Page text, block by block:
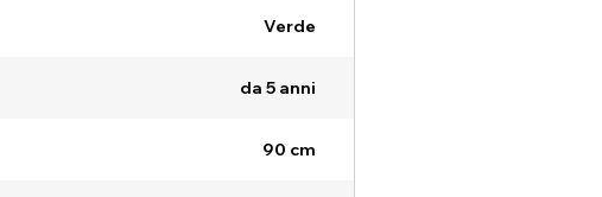
Verde
da 5 anni
90 cm